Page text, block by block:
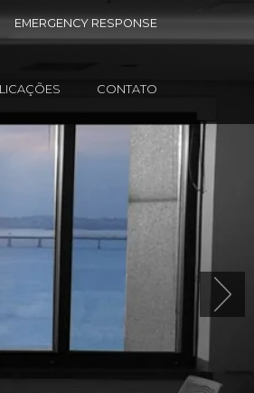
EMERGENCY RESPONSE
CONTATO